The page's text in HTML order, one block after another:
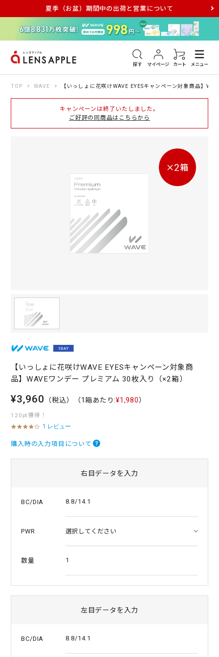
夏季（お盆）期間中の出荷と営業について
探す マイページ カート メニュー
アキュビュー メダリスト メガネ
TOP WAVE 【いっしょに花咲けWAVE EYESキャンペーン対象商品】
キャンペーンは終了いたしました。
ご好評の同商品はこちらから
【いっしょに花咲けWAVE EYESキャンペーン対象商
品】WAVEワンデー プレミアム 30枚入り（×2箱）
¥3,960 （税込） （1箱あたり:¥1,980）
120pt獲得！
4
0
t
t
1 レビュー
購入時の入力項目について
右目データを入力
BC/DIA 8.8/14.1
PWR
数量 1
左目データを入力
BC/DIA 8.8/14.1